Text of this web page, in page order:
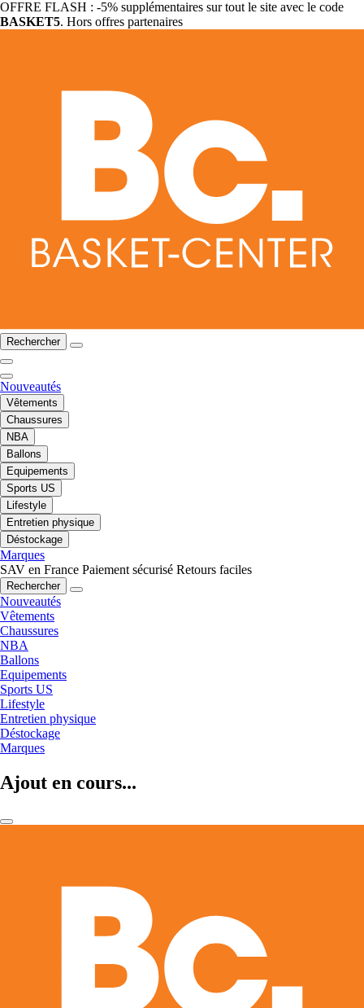
OFFRE FLASH : -5% supplémentaires sur tout le site avec le code
BASKET5. Hors offres partenaires
Rechercher
Nouveautés
Vêtements
Chaussures
NBA
Ballons
Equipements
Sports US
Lifestyle
Entretien physique
Déstockage
Marques
SAV en France Paiement sécurisé Retours faciles
Rechercher
Nouveautés
Vêtements
Chaussures
NBA
Ballons
Equipements
Sports US
Lifestyle
Entretien physique
Déstockage
Marques
Ajout en cours...